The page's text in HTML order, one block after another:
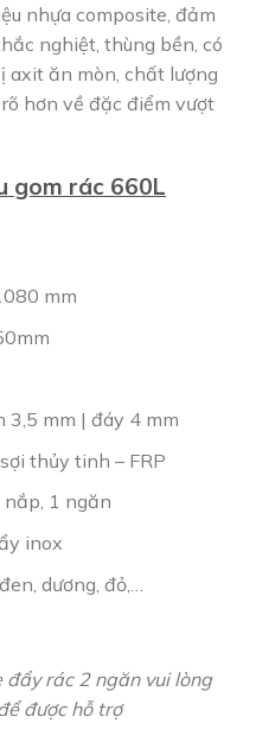
nhựa composite, đảm
nghiệt, thùng bền, có
axit ăn mòn, chất lượng
hơn về đặc điểm vượt
gom rác 660L
mm
3,5 mm | đáy 4 mm
thủy tinh – FRP
nắp, 1 ngăn
inox
dương, đỏ,…
đẩy rác 2 ngăn vui lòng
được hỗ trợ